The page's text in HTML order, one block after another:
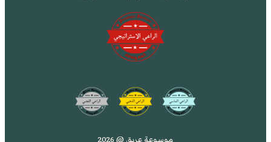
موسوعة عريق @ 2026